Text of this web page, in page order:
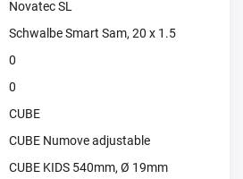
Novatec SL
Schwalbe Smart Sam, 20 x 1.5
0
0
CUBE
CUBE Numove adjustable
CUBE KIDS 540mm, Ø 19mm